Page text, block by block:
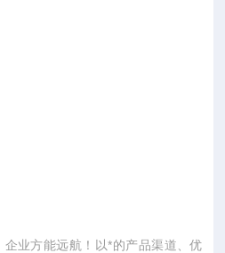
业方能远航！以*的产品渠道、优